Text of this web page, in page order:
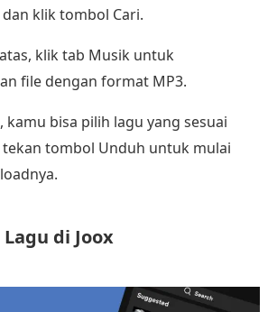
klik tombol Cari.
klik tab Musik untuk
file dengan format MP3.
kamu bisa pilih lagu yang sesuai
tombol Unduh untuk mulai
di Joox